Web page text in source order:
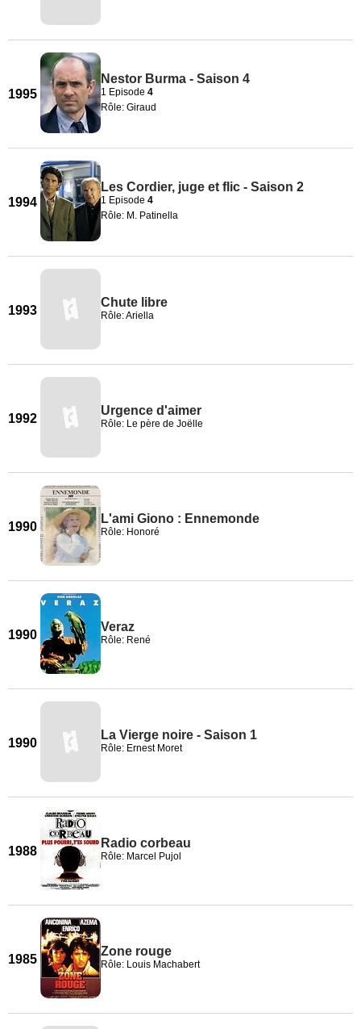
1995
Nestor Burma - Saison 4
1 Episode 4
Rôle: Giraud
1994
Les Cordier, juge et flic - Saison 2
1 Episode 4
Rôle: M. Patinella
1993
Chute libre
Rôle: Ariella
1992
Urgence d'aimer
Rôle: Le père de Joëlle
1990
L'ami Giono : Ennemonde
Rôle: Honoré
1990
Veraz
Rôle: René
1990
La Vierge noire - Saison 1
Rôle: Ernest Moret
1988
Radio corbeau
Rôle: Marcel Pujol
1985
Zone rouge
Rôle: Louis Machabert